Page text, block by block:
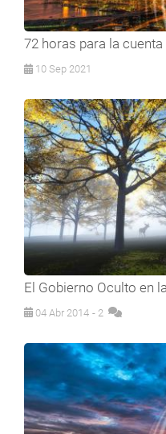
72 horas para la
10 Sep 2021
El Gobierno Oculto en
04 Abr 2014 - 2